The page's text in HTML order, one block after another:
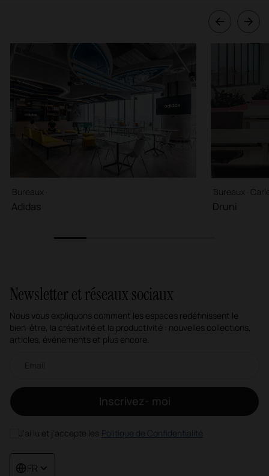
Bureaux ·
Adidas
Bureaux ·
Druni
Newsletter et réseaux sociaux
Nous vous expliquons comment les espaces redéfinissent le
bien-être, la créativité et la productivité : nouvelles collections,
articles, événements et plus encore.
Inscrivez- moi
J'ai lu et j'accepte les Politique de Confidentialité
FR